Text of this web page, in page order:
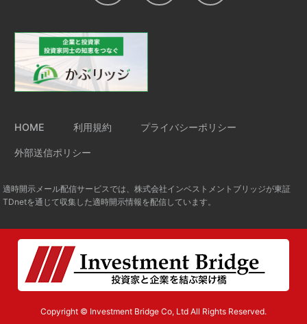
HOME 利用規約 プライバシーポリシー
外部送信ポリシー
適時開示メール配信サービスでは、株式会社インベストメントブリッジが東証
TDnetを通じて収集した適時開示情報を配信しています。
Copyright © Investment Bridge Co, Ltd All Rights Reserved.